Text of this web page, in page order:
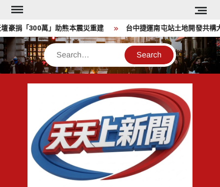
Skip
content
捐「300萬」助熊本震災重建 台中捷運南屯站土地開發共構大
Search